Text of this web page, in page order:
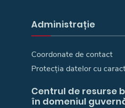
Administrație
Coordonate de contact
Protecția datelor cu
Centrul de resurse
în domeniul